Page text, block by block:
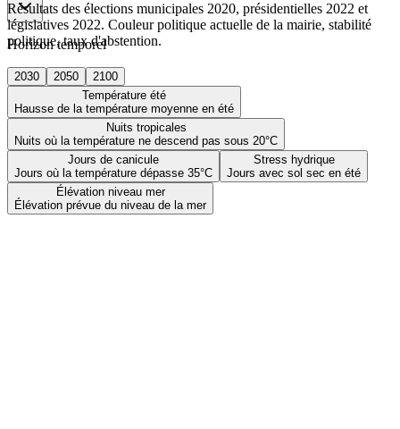
Horizon temporel
2030 2050
2100
Température été
Hausse de la température moyenne en été
Nuits tropicales
Nuits où la température ne descend pas sous 20°C
Jours de canicule
Jours où la température dépasse 35°C
Stress hydrique
Jours avec sol sec en été
Élévation niveau mer
Élévation prévue du niveau de la mer
Résultats des élections municipales 2020, présidentielles 2022 et
législatives 2022. Couleur politique actuelle de la mairie, stabilité
politique, taux d'abstention.